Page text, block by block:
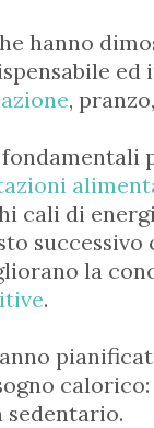
hanno
,
cali di
la
.